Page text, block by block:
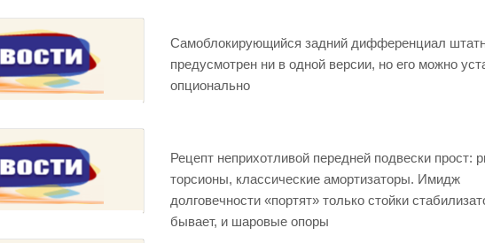
Самоблокирующийся задний дифференциал
предусмотрен ни в одной версии, но его можно
опционально
Рецепт неприхотливой передней подвески прост:
торсионы, классические амортизаторы. Имидж
долговечности «портят» только стойки
бывает, и шаровые опоры